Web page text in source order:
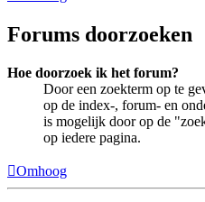
Forums doorzoeken
Hoe doorzoek ik het forum?
Door een zoekterm op te
op de index-, forum- en
is mogelijk door op de
op iedere pagina.
Omhoog